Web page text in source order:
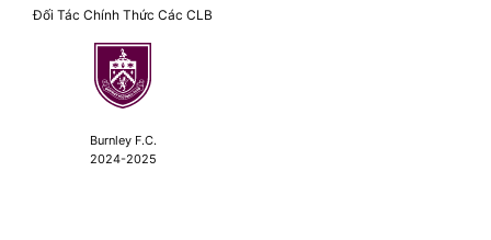
Đối Tác Chính Thức Các CLB
Burnley F.C.
2024-2025